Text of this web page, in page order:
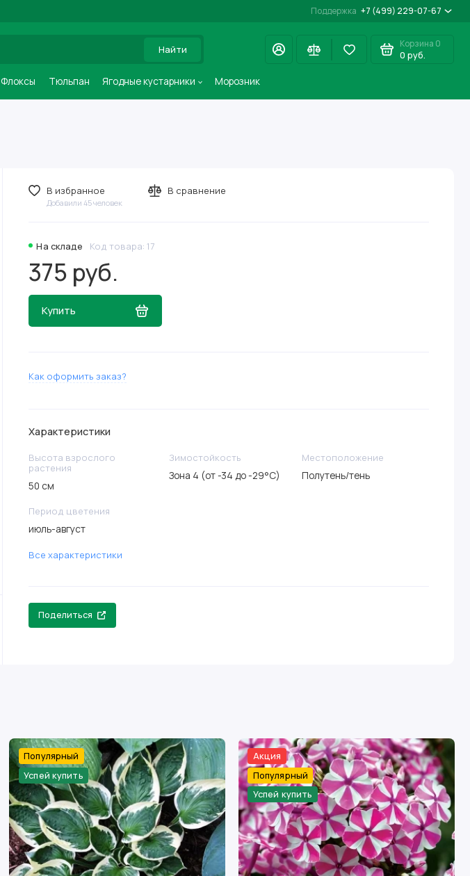
Поддержка +7 (499) 229-07-67
Найти Корзина 0
0 руб.
Флоксы Тюльпан Ягодные кустарники Морозник
На складе Код товара: 17
375 руб.
Купить
В избранное
Добавили 45 человек
В сравнение
Как оформить заказ?
Характеристики
Высота взрослого
растения
50 см
Зимостойкость
Зона 4 (от -34 до -29°C)
Местоположение
Полутень/тень
Период цветения
июль-август
Все характеристики
Поделиться
Популярный
Успей купить
Акция
Популярный
Успей купить